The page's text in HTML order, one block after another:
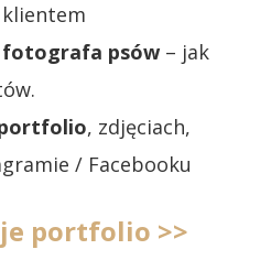
klientem
psów – jak
, zdjęciach,
/ Facebooku
portfolio >>